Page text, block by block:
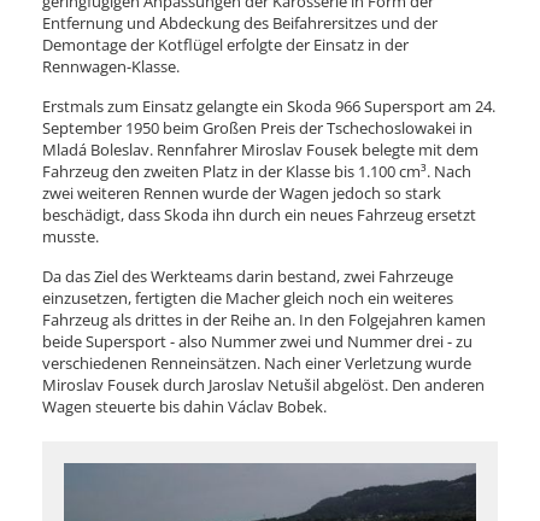
Entfernung und Abdeckung des Beifahrersitzes und der
Demontage der Kotflügel erfolgte der Einsatz in der
Rennwagen-Klasse.
Erstmals zum Einsatz gelangte ein Skoda 966 Supersport am 24.
September 1950 beim Großen Preis der Tschechoslowakei in
Mladá Boleslav. Rennfahrer Miroslav Fousek belegte mit dem
Fahrzeug den zweiten Platz in der Klasse bis 1.100 cm³. Nach
zwei weiteren Rennen wurde der Wagen jedoch so stark
beschädigt, dass Skoda ihn durch ein neues Fahrzeug ersetzt
musste.
Da das Ziel des Werkteams darin bestand, zwei Fahrzeuge
einzusetzen, fertigten die Macher gleich noch ein weiteres
Fahrzeug als drittes in der Reihe an. In den Folgejahren kamen
beide Supersport - also Nummer zwei und Nummer drei - zu
verschiedenen Renneinsätzen. Nach einer Verletzung wurde
Miroslav Fousek durch Jaroslav Netušil abgelöst. Den anderen
Wagen steuerte bis dahin Václav Bobek.